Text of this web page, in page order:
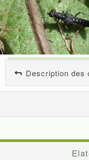
Description des